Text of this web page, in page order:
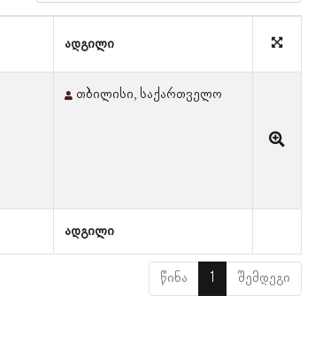
ადგილი
ადგილი
თბილისი, საქართველო
წინა 1 შემდეგი